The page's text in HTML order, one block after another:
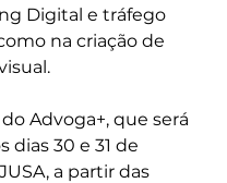
Digital e tráfego
na criação de
Advoga+, que será
dias 30 e 31 de
a partir das